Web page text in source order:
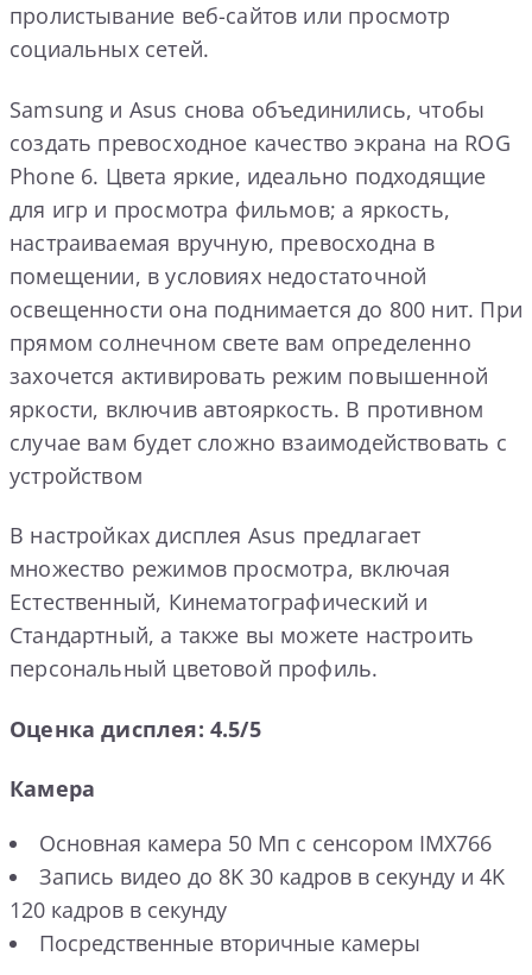
пролистывание веб-сайтов или просмотр
социальных сетей.
Samsung и Asus снова объединились, чтобы
создать превосходное качество экрана на ROG
Phone 6. Цвета яркие, идеально подходящие
для игр и просмотра фильмов; а яркость,
настраиваемая вручную, превосходна в
помещении, в условиях недостаточной
освещенности она поднимается до 800 нит. При
прямом солнечном свете вам определенно
захочется активировать режим повышенной
яркости, включив автояркость. В противном
случае вам будет сложно взаимодействовать с
устройством
В настройках дисплея Asus предлагает
множество режимов просмотра, включая
Естественный, Кинематографический и
Стандартный, а также вы можете настроить
персональный цветовой профиль.
Оценка дисплея: 4.5/5
Камера
Основная камера 50 Мп с сенсором IMX766
Запись видео до 8K 30 кадров в секунду и 4K
120 кадров в секунду
Посредственные вторичные камеры